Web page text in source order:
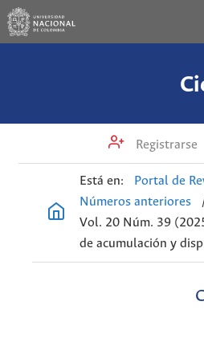
Registrarse
Está en: Portal de
Números anteriores
Vol. 20 Núm. 39
de acumulación y